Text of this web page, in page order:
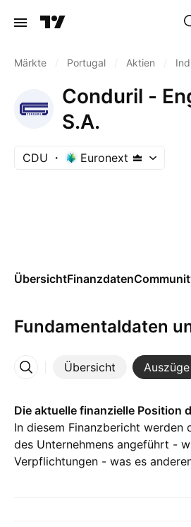
Märkte Portugal Aktien
Conduril -
S.A.
CDU Euronext
ÜbersichtFinanzdaten
Fundamentaldaten
Übersicht Auszüge
Mehr
Die aktuelle finanzielle Position
In diesem Finanzbericht werden
des Unternehmens angeführt -
Verpflichtungen - was es